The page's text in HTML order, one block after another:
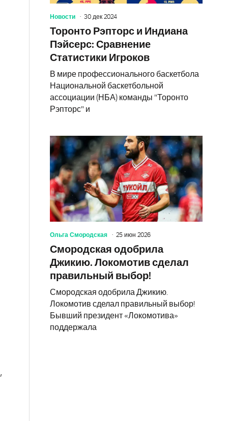
Новости 30 дек 2024
Торонто Рэпторс и Индиана
Пэйсерс: Сравнение
Статистики Игроков
В мире профессионального баскетбола
Национальной баскетбольной
ассоциации (НБА) команды "Торонто
Рэпторс" и
Ольга Смородская 25 июн 2026
Смородская одобрила
Джикию. Локомотив сделал
правильный выбор!
Смородская одобрила Джикию.
Локомотив сделал правильный выбор!
Бывший президент «Локомотива»
поддержала